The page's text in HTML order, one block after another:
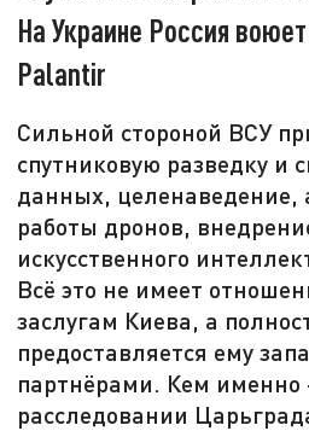
На Украине Россия
Palantir
Сильной стороной ВСУ
спутниковую разведку и
данных, целенаведение,
работы дронов,
искусственного
Всё это не имеет
заслугам Киева, а
предоставляется ему
партнёрами. Кем именно
расследовании